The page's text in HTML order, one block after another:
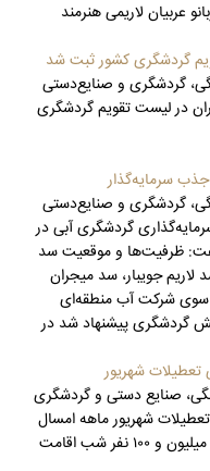
عربیان لاریمی هنرمند
گردشگری و صنایع‌دستی
مازندران در لیست تقویم گردشگری
گردشگری و صنایع‌دستی
ظرفیت‌های ۶ فرصت سرمایه‌گذاری گردشگری آبی در
ظرفیت‌ها و موقعیت سد
لاریم جویبار، سد میجران
سوی شرکت آب منطقه‌ای
گردشگری پیشنهاد شد در
شهریور
صنایع‌ دستی و گردشگری
شهریور ماهه امسال
خبر داد و گفت: از هفتم شهریور تاکنون ۳ میلیون و ۱۰۰ نفر شب اقامت